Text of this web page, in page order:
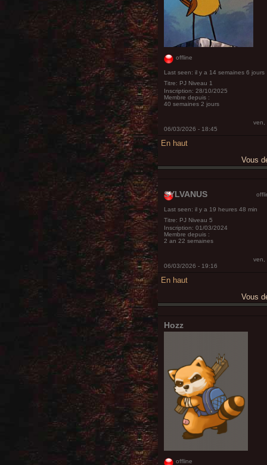
offline
Last seen: il y a 14 semaines 6 jours
Titre: PJ Niveau 1
Inscription: 28/10/2025
Membre depuis :
40 semaines 2 jours
ven,
06/03/2026 - 18:45
En haut
Vous
SYLVANUS
Last seen: il y a 19 heures 48 min
Titre: PJ Niveau 5
Inscription: 01/03/2024
Membre depuis :
2 an 22 semaines
ven,
06/03/2026 - 19:16
En haut
Vous
Hozz
offline